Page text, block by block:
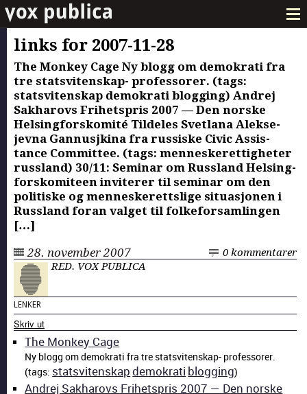
links for 2007-11-28
The Mon­key Cage Ny blogg om demokrati fra
tre statsviten­skap- pro­fes­sor­er. (tags:
statsviten­skap demokrati blog­ging) Andrej
Sakharovs Fri­het­spris 2007 — Den norske
Hels­ing­forskomité Tilde­les Svet­lana Alek­se­
jev­na Gan­nusjk­i­na fra rus­siske Civic Assis­
tance Com­mit­tee. (tags: men­neskerettigheter
rus­s­land) 30/11: Sem­i­nar om Rus­s­land Hels­ing­
forskomi­teen inviter­er til sem­i­nar om den
poli­tiske og men­neskerettslige situ­asjo­nen i
Rus­s­land foran val­get til folke­for­sam­lin­gen
[…]
28. november 2007
0 kommentarer
RED. VOX PUBLICA
LENKER
Skriv ut
The Mon­key Cage
Ny blogg om demokrati fra tre statsviten­skap- pro­fes­sor­er.
(tags: statsviten­skapdemokrati blog­ging)
Andrej Sakharovs Fri­het­spris 2007 — Den norske